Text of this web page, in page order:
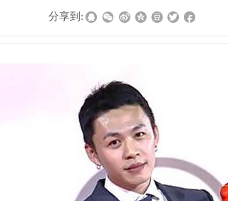
分享到: